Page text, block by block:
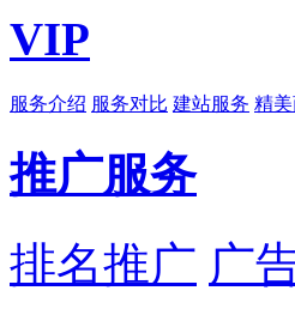
VIP
服务介绍 服务对比 建站服务 精
推广服务
排名推广 广